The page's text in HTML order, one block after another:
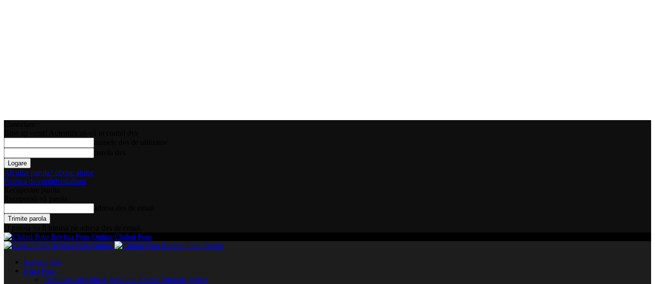
Ați uitat parola? obține ajutor
Politica de confidentialitate
Clubul Foto
Servicii foto
Ghid Foto
ToateArticoleEditare fotoGhid PracticTutoriale Video